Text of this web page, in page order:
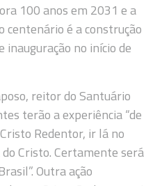
100 anos em 2031 e a
é a construção
inauguração no início de
reitor do Santuário
terão a experiência “de
Redentor, ir lá no
Cristo. Certamente será
Outra ação